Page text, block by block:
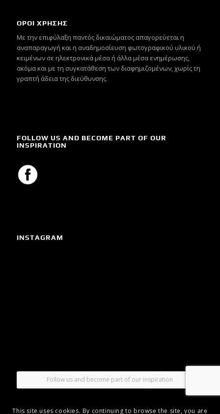
ΟΡΟΙ ΧΡΗΣΗΣ
Mε την επιφύλαξη παντός δικαιώματος απαγορεύεται η
αναπαραγωγή και η αναδημοσίευση φωτογραφικού υλικού ή
κειμένων σε ηλεκτρονικά μέσα ή άλλα μέσα ενημέρωσης,
ακόμα και με τη συγκατάθεση των διαφημιζομένων, χωρίς τη
γραπτή άδεια της διεύθυνσης.
FOLLOW US AND BECOME PART OF OUR
INSPIRATION
INSTAGRAM
Follow us and become part of our inspiration
This site uses cookies. By continuing to browse the site, you are